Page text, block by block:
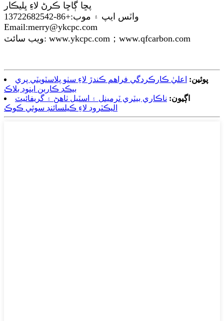
پڇا ڳاڇا ڪرڻ لاءِ ڀليڪار
واٽس ايپ ۽ موب:+86-13722682542
Email:merry@ykcpc.com
ويب سائٽ: www.ykcpc.com；www.qfcarbon.com
پوئين:
اعليٰ ڪارڪردگي فراهم ڪندڙ لاءِ سٺو پلاسٽويٽي پري
بيڪڊ ڪاربن اينوڊ بلاڪ
اڳيون: ناڪاري بيٽري ٽرمينل ۽ اسٽيل ٺاهڻ ۽ گريفائيٽ
اليڪٽروڊ لاءِ ڪيلسائنڊ سوئي ڪوڪ